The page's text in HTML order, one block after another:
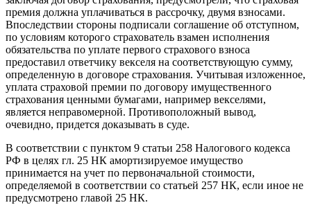
премия должна уплачиваться в рассрочку, двумя взносами.
Впоследствии стороны подписали соглашение об отступном,
по условиям которого страхователь взамен исполнения
обязательства по уплате первого страхового взноса
предоставил ответчику векселя на соответствующую сумму,
определенную в договоре страхования. Учитывая изложенное,
уплата страховой премии по договору имущественного
страхования ценными бумагами, например векселями,
является неправомерной. Противоположный вывод,
очевидно, придется доказывать в суде.
В соответствии с пунктом 9 статьи 258 Налогового кодекса
РФ в целях гл. 25 НК амортизируемое имущество
принимается на учет по первоначальной стоимости,
определяемой в соответствии со статьей 257 НК, если иное не
предусмотрено главой 25 НК.